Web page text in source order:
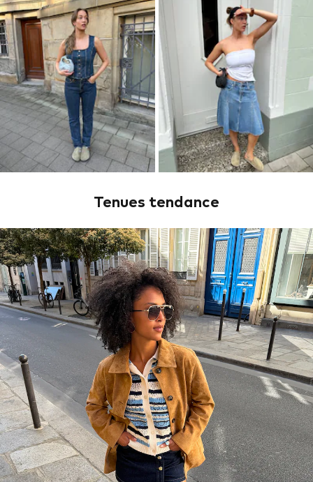
Tenues tendance